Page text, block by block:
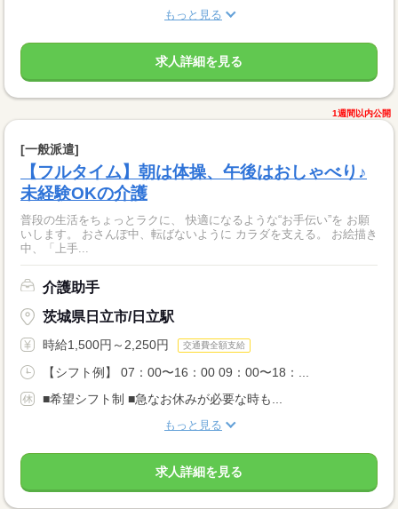
もっと見る
求人詳細を見る
1週間以内公開
[一般派遣]
【フルタイム】朝は体操、午後はおしゃべり♪
未経験OKの介護
普段の生活をちょっとラクに、 快適になるような“お手伝い”を お願
いします。 おさんぽ中、転ばないように カラダを支える。 お絵描き
中、「上手...
介護助手
茨城県日立市/日立駅
時給1,500円～2,250円 交通費全額支給
【シフト例】 07：00〜16：00 09：00〜18：...
■希望シフト制 ■急なお休みが必要な時も...
もっと見る
求人詳細を見る